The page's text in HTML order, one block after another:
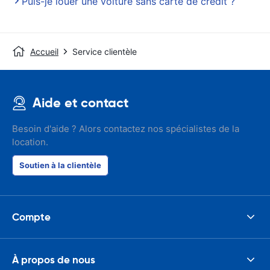
Accueil Service clientèle
Aide et contact
Besoin d'aide ? Alors contactez nos spécialistes de la
location.
Soutien à la clientèle
Compte
À propos de nous